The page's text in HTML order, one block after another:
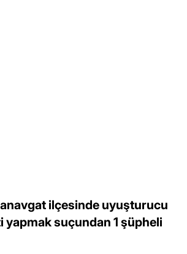
ilçesinde uyuşturucu
yapmak suçundan 1 şüpheli